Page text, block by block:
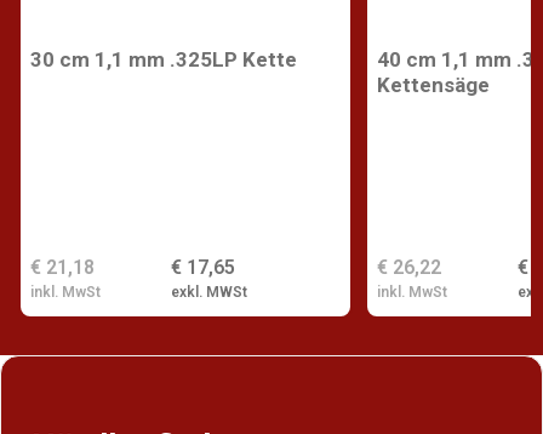
30 cm 1,1 mm .325LP Kette
€ 17,65
exkl. MWSt
€ 21,18
inkl. MwSt
40 cm 1,1 mm
Kettensäge
€
€ 26,22
inkl. MwSt